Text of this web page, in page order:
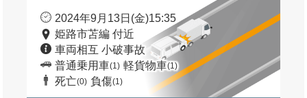
2024年9月13日(金)15:35
姫路市苫編 付近
車両相互 小破事故
普通乗用車(1) 軽貨物車(1)
死亡(0) 負傷(1)